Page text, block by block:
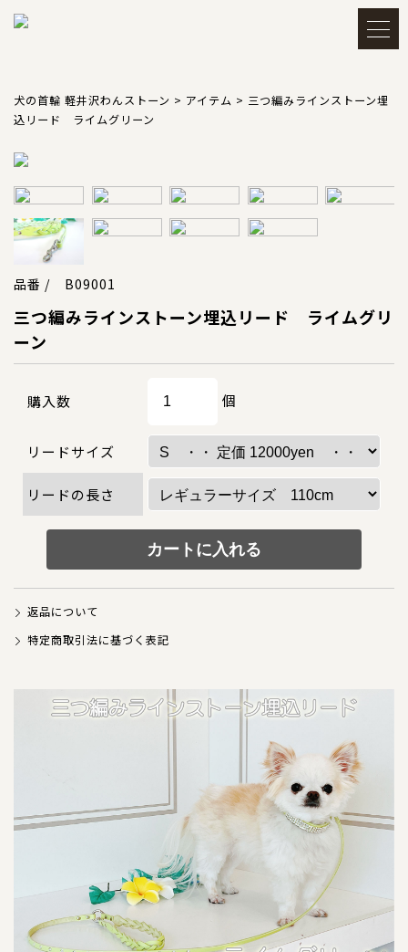
メルマガ登録・解除 アカウント
買い物かごを見る
TOP トップ
CATEGORY
犬の本革首輪
犬の本革リード
犬の迷子札
犬のネックレス
犬の本革ハーネス
犬の本革ハーフチョーク
大型犬用
ペットカート用ネームプレート
おすすめ商品
お直し
犬の首輪 軽井沢わんストーン > アイテム > 三つ編みラインストーン埋
込リード ライムグリーン
品番 / B09001
三つ編みラインストーン埋込リード ライムグリ
ーン
購入数 個
リードサイズ
リードの長さ
返品について
特定商取引法に基づく表記